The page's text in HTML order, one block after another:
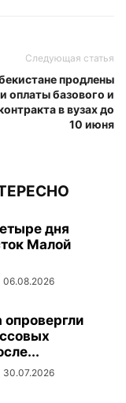
Следующая статья
продлены
оплаты базового и
в вузах до
10 июня
дня
Малой
06.08.2026
30.07.2026